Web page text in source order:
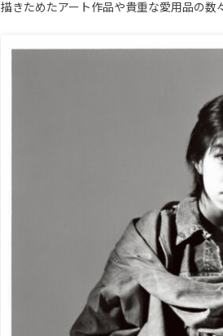
描きためたアート作品や貴重な愛用品の数